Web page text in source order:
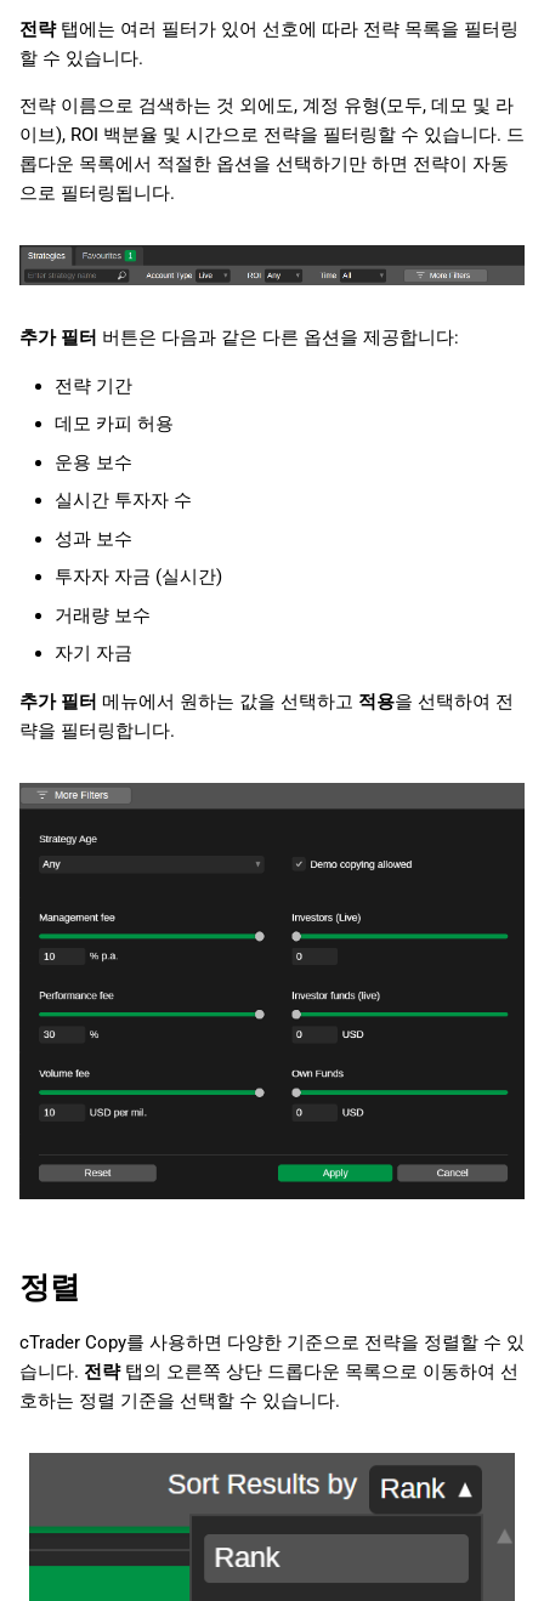
전략탭에는 여러 필터가 있어 선호에 따라 전략 목록을 필터링
할 수 있습니다.
전략 이름으로 검색하는 것 외에도, 계정 유형(모두, 데모 및 라
이브), ROI 백분율 및 시간으로 전략을 필터링할 수 있습니다. 드
롭다운 목록에서 적절한 옵션을 선택하기만 하면 전략이 자동
으로 필터링됩니다.
추가 필터 버튼은 다음과 같은 다른 옵션을 제공합니다:
전략 기간
데모 카피 허용
운용 보수
실시간 투자자 수
성과 보수
투자자 자금 (실시간)
거래량 보수
자기 자금
추가 필터 메뉴에서 원하는 값을 선택하고 적용을 선택하여 전
략을 필터링합니다.
정렬
cTrader Copy를 사용하면 다양한 기준으로 전략을 정렬할 수 있
습니다. 전략탭의 오른쪽 상단 드롭다운 목록으로 이동하여 선
호하는 정렬 기준을 선택할 수 있습니다.